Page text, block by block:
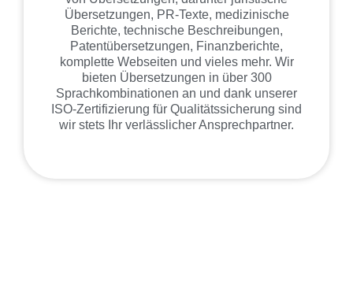
Übersetzungen, PR-Texte, medizinische
Berichte, technische Beschreibungen,
Patentübersetzungen, Finanzberichte,
komplette Webseiten und vieles mehr. Wir
bieten Übersetzungen in über 300
Sprachkombinationen an und dank unserer
ISO-Zertifizierung für Qualitätssicherung sind
wir stets Ihr verlässlicher Ansprechpartner.